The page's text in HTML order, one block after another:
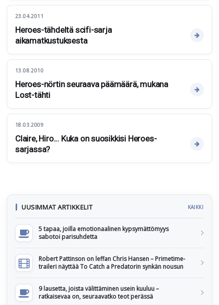
23.04.2011
Heroes-tähdeltä scifi-sarja
aikamatkustuksesta
13.08.2010
Heroes-nörtin seuraava päämäärä, mukana
Lost-tähti
18.03.2009
Claire, Hiro... Kuka on suosikkisi Heroes-
sarjassa?
UUSIMMAT ARTIKKELIT KAIKKI
5 tapaa, joilla emotionaalinen kypsymättömyys
sabotoi parisuhdetta
Robert Pattinson on leffan Chris Hansen – Primetime-
traileri näyttää To Catch a Predatorin synkän nousun
9 lausetta, joista välittäminen usein kuuluu –
ratkaisevaa on, seuraavatko teot perässä